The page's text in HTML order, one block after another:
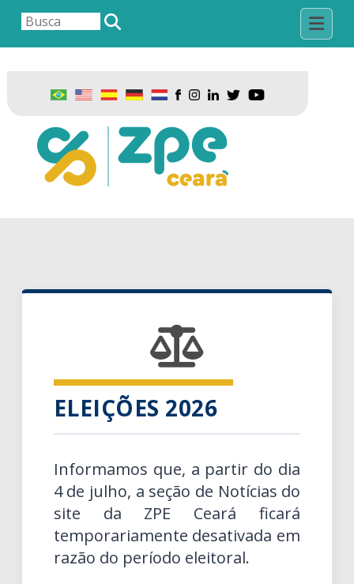
ELEIÇÕES 2026
Informamos que, a partir do dia
4 de julho, a seção de Notícias do
site da ZPE Ceará ficará
temporariamente desativada em
razão do período eleitoral.